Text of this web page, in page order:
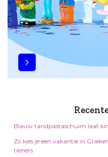
Blauw tandpastaschuim laat
Zo kies je een vakantie in
tieners